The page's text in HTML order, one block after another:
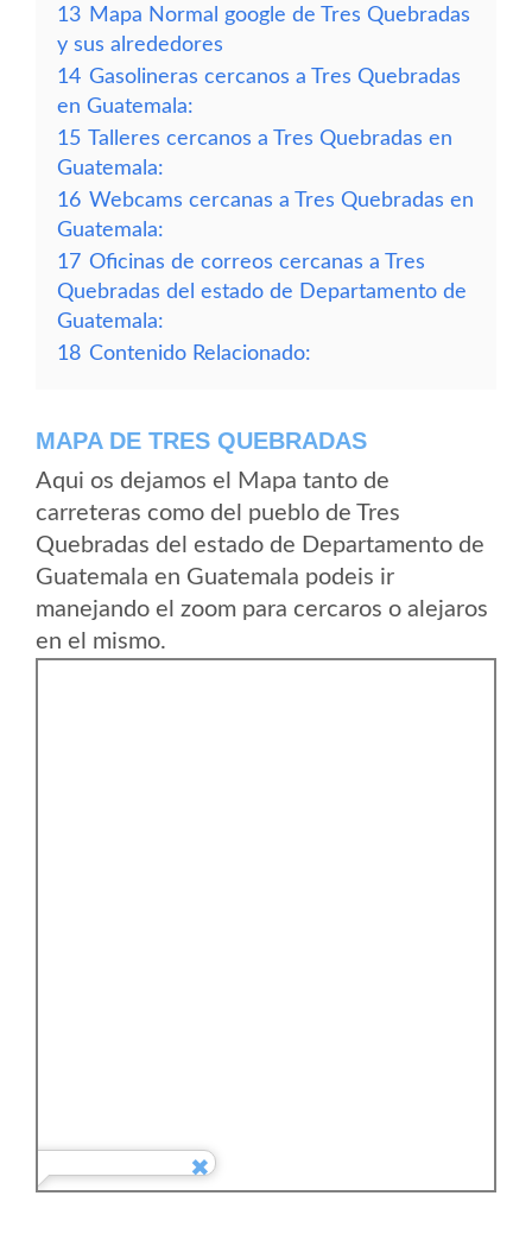
13 Mapa Normal google de Tres Quebradas
y sus alrededores
14 Gasolineras cercanos a Tres Quebradas
en Guatemala:
15 Talleres cercanos a Tres Quebradas en
Guatemala:
16 Webcams cercanas a Tres Quebradas en
Guatemala:
17 Oficinas de correos cercanas a Tres
Quebradas del estado de Departamento de
Guatemala:
18 Contenido Relacionado:
MAPA DE TRES QUEBRADAS
Aqui os dejamos el Mapa tanto de
carreteras como del pueblo de Tres
Quebradas del estado de Departamento de
Guatemala en Guatemala podeis ir
manejando el zoom para cercaros o alejaros
en el mismo.